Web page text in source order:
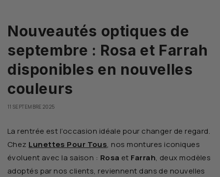
Nouveautés optiques de
septembre : Rosa et Farrah
disponibles en nouvelles
couleurs
11 SEPTEMBRE 2025
La rentrée est l’occasion idéale pour changer de regard.
Chez Lunettes Pour Tous, nos montures iconiques
évoluent avec la saison : Rosa et Farrah, deux modèles
adoptés par nos clients, reviennent dans de nouvelles